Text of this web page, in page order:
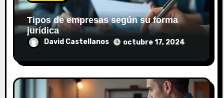
Tipos de empresas según su forma
jurídica
David Castellanos octubre 17, 2024